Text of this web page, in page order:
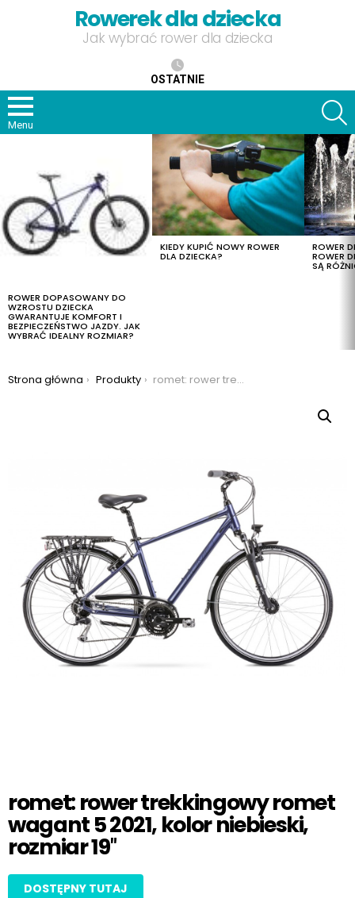
Rowerek dla dziecka
Jak wybrać rower dla dziecka
OSTATNIE
Menu
ROWER DOPASOWANY DO
WZROSTU DZIECKA
GWARANTUJE KOMFORT I
BEZPIECZEŃSTWO JAZDY. JAK
WYBRAĆ IDEALNY ROZMIAR?
KIEDY KUPIĆ NOWY ROWER
DLA DZIECKA?
ROWER
ROWER
SĄ
Jesteś tutaj:
Strona główna Produkty romet: rower trekkingowy romet wagant 5 2021, kolor niebieski, rozmiar 19″
romet: rower trekkingowy romet
wagant 5 2021, kolor niebieski,
rozmiar 19″
DOSTĘPNY TUTAJ